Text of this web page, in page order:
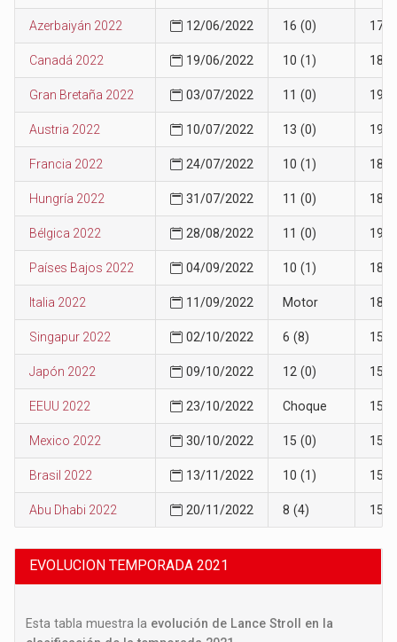
Azerbaiyán 2022 12/06/2022 16 (0) 17
Canadá 2022 19/06/2022 10 (1) 18
Gran Bretaña 2022 03/07/2022 11 (0) 19
Austria 2022 10/07/2022 13 (0) 19
Francia 2022 24/07/2022 10 (1) 18
Hungría 2022 31/07/2022 11 (0) 18
Bélgica 2022 28/08/2022 11 (0) 19
Países Bajos 2022 04/09/2022 10 (1) 18
Italia 2022 11/09/2022 Motor 18
Singapur 2022 02/10/2022 6 (8) 15
Japón 2022 09/10/2022 12 (0) 15
EEUU 2022 23/10/2022 Choque 15
Mexico 2022 30/10/2022 15 (0) 15
Brasil 2022 13/11/2022 10 (1) 15
Abu Dhabi 2022 20/11/2022 8 (4) 15
EVOLUCION TEMPORADA 2021
Esta tabla muestra la evolución de Lance Stroll en la